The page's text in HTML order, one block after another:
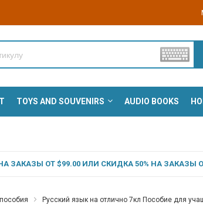
TOYS AND SOUVENIRS AUDIO BOOKS
ЗАКАЗЫ ОТ $99.00 ИЛИ СКИДКА 50% НА ЗАКАЗЫ
Русский язык на отлично 7кл Пособие для